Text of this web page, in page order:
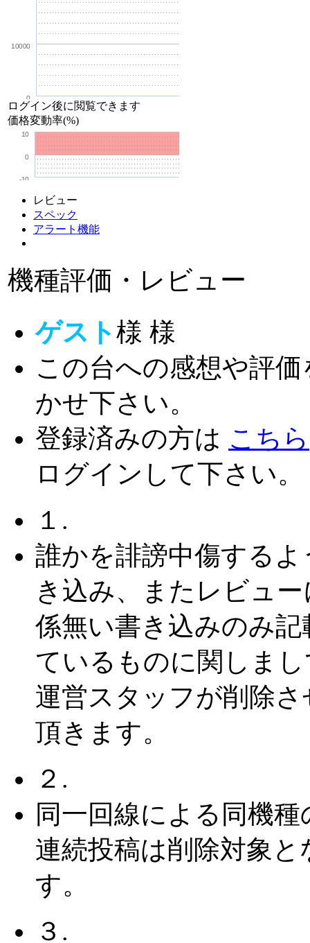
0
10000
ログイン後に閲覧できます
価格変動率(%)
-10
0
10
レビュー
スペック
アラート機能
機種評価・レビュー
ゲスト様 様
この台への感想や評価
かせ下さい。
登録済みの方は こちら
ログインして下さい。
１.
誰かを誹謗中傷するよ
き込み、またレビュー
係無い書き込みのみ記
ているものに関しま
運営スタッフが削除さ
頂きます。
２.
同一回線による同機種
連続投稿は削除対象と
す。
３.